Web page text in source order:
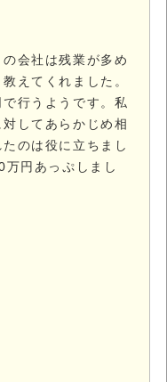
会社は残業が多め
えてくれました。
行うようです。私
してあらかじめ相
のは役に立ちまし
円あっぷしまし